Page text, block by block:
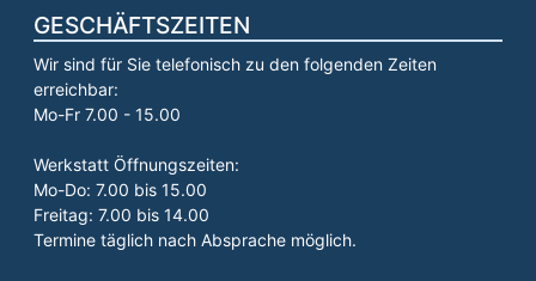
GESCHÄFTSZEITEN
Wir sind für Sie telefonisch zu den folgenden Zeiten
erreichbar:
Mo-Fr 7.00 - 15.00
Werkstatt Öffnungszeiten:
Mo-Do: 7.00 bis 15.00
Freitag: 7.00 bis 14.00
Termine täglich nach Absprache möglich.